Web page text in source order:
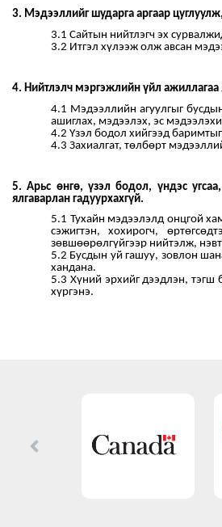
3. Мэдээллийг шударга аргаар
3.1 Сайтын нийтлэгч эх
3.2 Итгэл хүлээж олж авсан
4. Нийтлэлч мэргэжлийн үйл ажиллагаа
4.1 Мэдээллийн агуулгыг
ашиглах, мэдээлэх, эс
4.2 Үзэл бодол хийгээд
4.3 Захиалгат, төлбөрт
5. Арьс өнгө, үзэл бодол, үндэс
ялгаварлан гадуурхахгүй.
5.1 Тухайн мэдээлэлд онцгой
сэжигтэн, хохирогч,
зөвшөөрөлгүйгээр нийтэлж,
5.2 Бусдын уй гашуу, зовлон
хандана.
5.3 Хүний эрхийг дээдлэн, тэгш
хүргэнэ.